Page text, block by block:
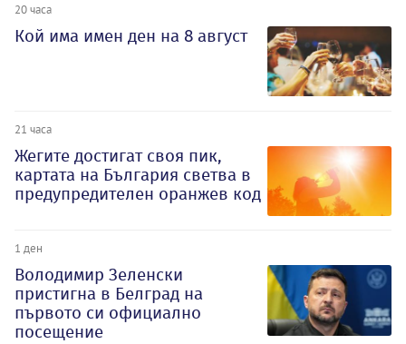
20 часа
Кой има имен ден на 8 август
21 часа
Жегите достигат своя пик,
картата на България светва в
предупредителен оранжев код
1 ден
Володимир Зеленски
пристигна в Белград на
първото си официално
посещение